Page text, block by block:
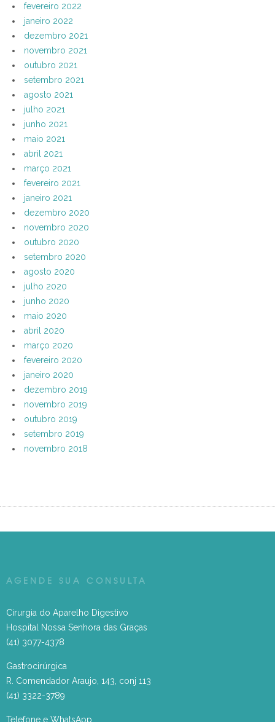
fevereiro 2022
janeiro 2022
dezembro 2021
novembro 2021
outubro 2021
setembro 2021
agosto 2021
julho 2021
junho 2021
maio 2021
abril 2021
março 2021
fevereiro 2021
janeiro 2021
dezembro 2020
novembro 2020
outubro 2020
setembro 2020
agosto 2020
julho 2020
junho 2020
maio 2020
abril 2020
março 2020
fevereiro 2020
janeiro 2020
dezembro 2019
novembro 2019
outubro 2019
setembro 2019
novembro 2018
AGENDE SUA CONSULTA
Cirurgia do Aparelho Digestivo
Hospital Nossa Senhora das Graças
(41) 3077-4378
Gastrocirúrgica
R. Comendador Araujo, 143, conj 113
(41) 3322-3789
Telefone e WhatsApp